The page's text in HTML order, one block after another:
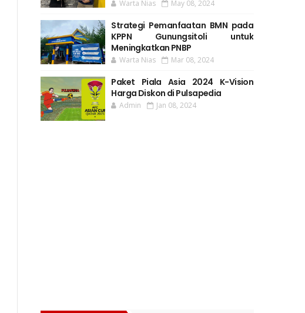
Warta Nias May 08, 2024
Strategi Pemanfaatan BMN pada
KPPN Gunungsitoli untuk
Meningkatkan PNBP
Warta Nias Mar 08, 2024
Paket Piala Asia 2024 K-Vision
Harga Diskon di Pulsapedia
Admin Jan 08, 2024